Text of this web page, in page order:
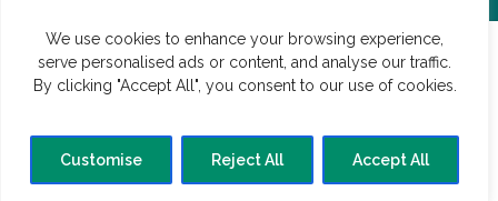
We use cookies to enhance your browsing experience,
serve personalised ads or content, and analyse our traffic.
By clicking "Accept All", you consent to our use of cookies.
Customise Reject All Accept All
© Vildmedmad.dk 2019. God og nem mad!
Hovedret
Bagværk Forret Buffet Dessert